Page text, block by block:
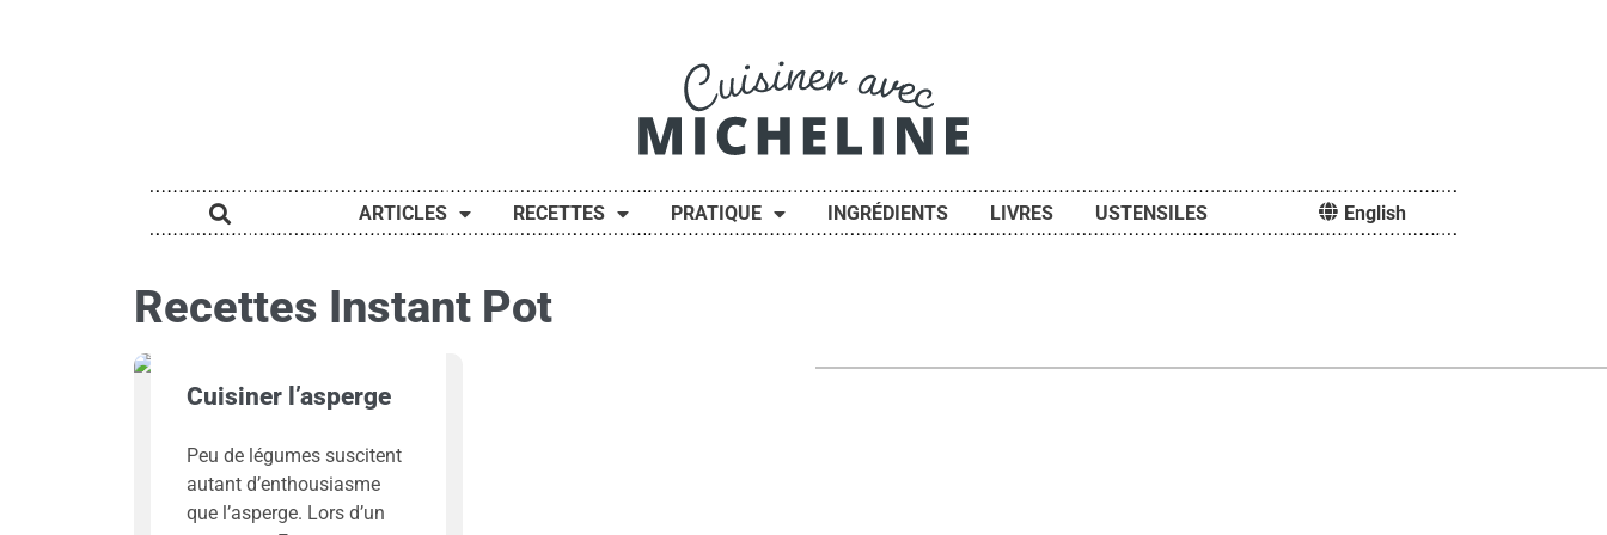
ARTICLES RECETTES PRATIQUE INGRÉDIENTS LIVRES USTENSILES English
Recettes Instant Pot
Cuisiner l’asperge
Peu de légumes suscitent
autant d’enthousiasme
que l’asperge. Lors d’un